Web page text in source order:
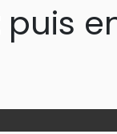
puis